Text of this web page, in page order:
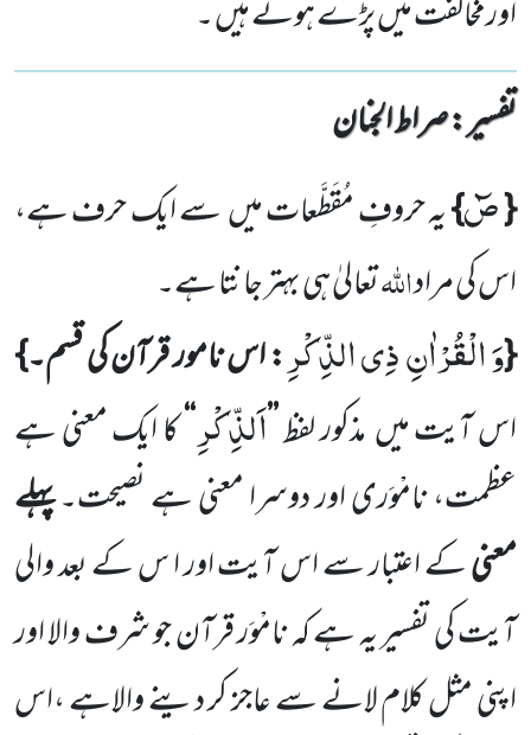
اورمخالفت میں پڑے ہوئے ہیں ۔
تفسیر : ‎صراط الجنان
{صٓ}یہ حروفِ مُقَطَّعات میںسے ایک حرف ہے،
اس کی مراداللہتعالیٰ ہی بہتر جانتا ہے۔
{وَ الْقُرْاٰنِ ذِی الذِّكْرِ: اس نامور قرآن کی قسم۔}
اس آیت میںمذکور لفظ’’اَلذِّكْرِ‘‘کا ایک معنی ہے
عظمت، نامْوَریاور دوسرا معنی ہے نصیحت۔پہلے
معنیکے اعتبار سے اس آیت اور ا س کے بعد والی
آیت کی تفسیر یہ ہے کہ نامْوَر قرآن جو شرف والا اور
اپنی مثل کلام لانے سے عاجز کر دینے والاہے ،اس